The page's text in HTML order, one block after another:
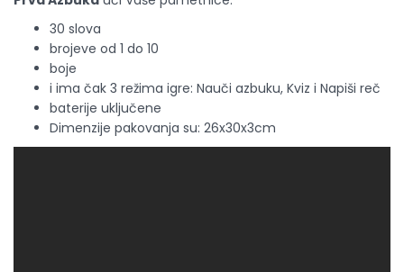
30 slova
brojeve od 1 do 10
boje
i ima čak 3 režima igre: Nauči azbuku, Kviz i Napiši reč
baterije uključene
Dimenzije pakovanja su: 26x30x3cm